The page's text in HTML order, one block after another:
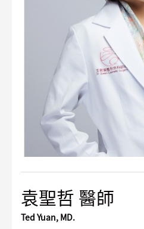
袁聖哲 醫師
Ted Yuan, MD.